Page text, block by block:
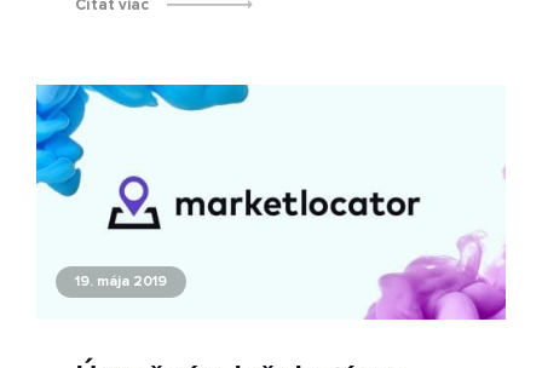
Čítať viac
19. mája 2019